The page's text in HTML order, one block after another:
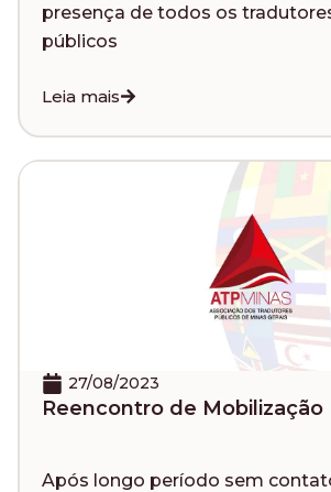
presença de todos os
públicos
Leia mais
27/08/2023
Reencontro de Mobilização
Após longo período sem